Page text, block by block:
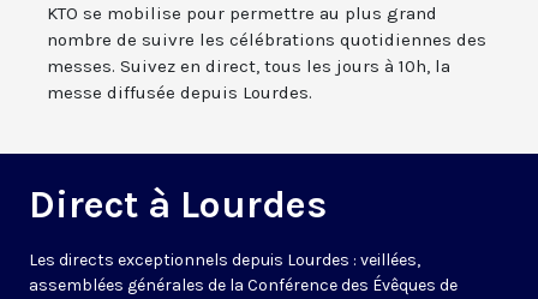
KTO se mobilise pour permettre au plus grand
nombre de suivre les célébrations quotidiennes des
messes. Suivez en direct, tous les jours à 10h, la
messe diffusée depuis Lourdes.
Direct à Lourdes
Les directs exceptionnels depuis Lourdes : veillées,
assemblées générales de la Conférence des Évêques de